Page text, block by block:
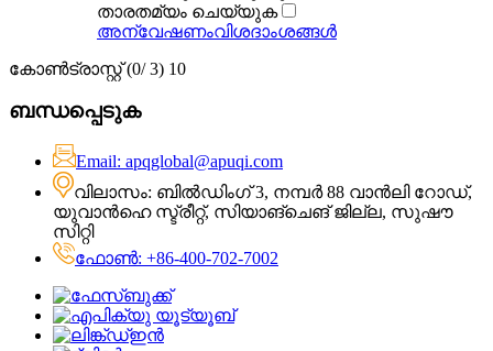
താരതമ്യം ചെയ്യുക
അന്വേഷണംവിശദാംശങ്ങൾ
കോൺട്രാസ്റ്റ് (0/ 3) 10
ബന്ധപ്പെടുക
Email: apqglobal@apuqi.com
വിലാസം: ബിൽഡിംഗ് 3, നമ്പർ 88 വാൻലി റോഡ്,
യുവാൻഹെ സ്ട്രീറ്റ്, സിയാങ്‌ചെങ് ജില്ല, സുഷൗ
സിറ്റി
ഫോൺ: +86-400-702-7002